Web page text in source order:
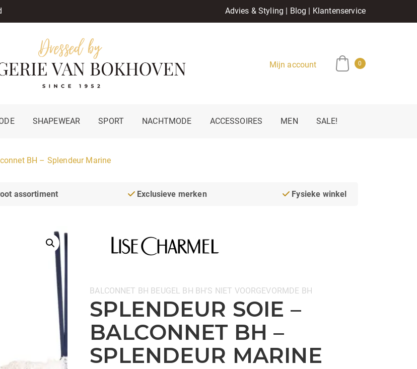
Advies & Styling | Blog | Klantenservice
Mijn account 0
SHAPEWEAR SPORT NACHTMODE ACCESSOIRES MEN SALE!
BH – Splendeur Marine
assortiment Exclusieve merken Fysieke winkel
Categorieën:
BALCONNET BH BEUGEL BH BH'S NIET VOORGEVORMDE BH
SPLENDEUR SOIE –
BALCONNET BH –
SPLENDEUR MARINE